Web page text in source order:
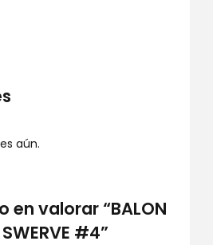
aún.
en valorar “BALON
#4”